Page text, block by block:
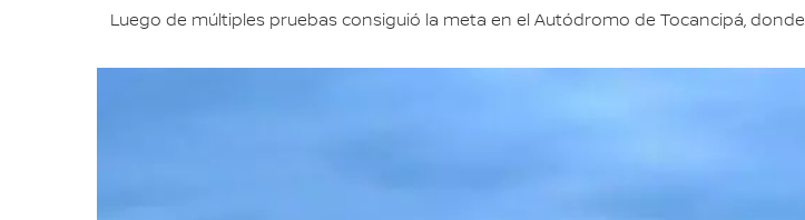
Luego de múltiples pruebas consiguió la meta en el Autódromo de Tocancipá, donde